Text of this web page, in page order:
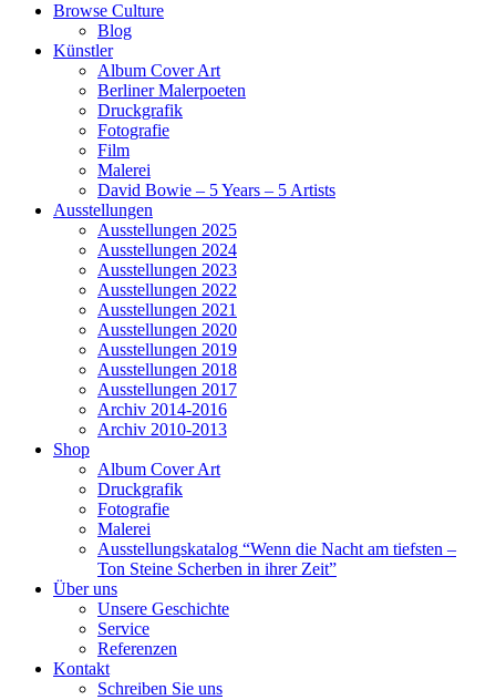
Browse Culture
Blog
Künstler
Album Cover Art
Berliner Malerpoeten
Druckgrafik
Fotografie
Film
Malerei
David Bowie – 5 Years – 5 Artists
Ausstellungen
Ausstellungen 2025
Ausstellungen 2024
Ausstellungen 2023
Ausstellungen 2022
Ausstellungen 2021
Ausstellungen 2020
Ausstellungen 2019
Ausstellungen 2018
Ausstellungen 2017
Archiv 2014-2016
Archiv 2010-2013
Shop
Album Cover Art
Druckgrafik
Fotografie
Malerei
Ausstellungskatalog “Wenn die Nacht am tiefsten –
Ton Steine Scherben in ihrer Zeit”
Über uns
Unsere Geschichte
Service
Referenzen
Kontakt
Schreiben Sie uns